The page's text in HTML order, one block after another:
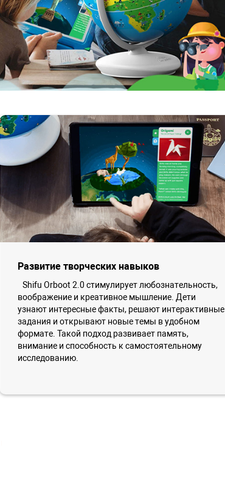
Развитие творческих навыков
Shifu Orboot 2.0 стимулирует любознательность,
воображение и креативное мышление. Дети
узнают интересные факты, решают интерактивные
задания и открывают новые темы в удобном
формате. Такой подход развивает память,
внимание и способность к самостоятельному
исследованию.